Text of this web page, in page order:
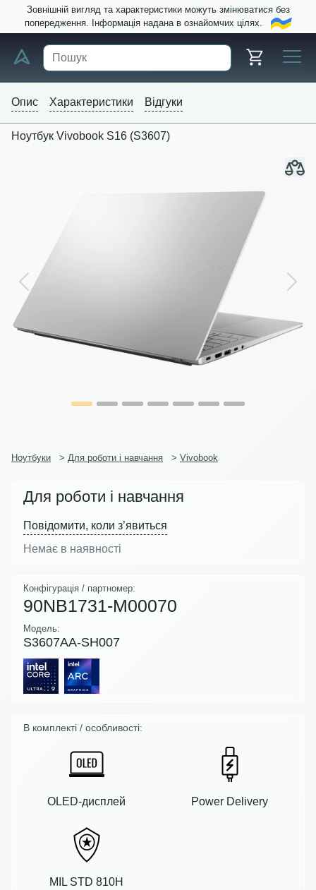
Зовнішній вигляд та характеристики можуть змінюватися без
попередження. Інформація надана в ознайомчих цілях.
Опис Характеристики Відгуки
Ноутбук Vivobook S16 (S3607)
Previous Next
Ноутбуки > Для роботи і навчання > Vivobook
Для роботи і навчання
Повідомити, коли з’явиться
Немає в наявності
Конфігурація / партномер:
90NB1731-M00070
Модель:
S3607AA-SH007
В комплекті / особливості:
OLED-дисплей Power Delivery
MIL STD 810H